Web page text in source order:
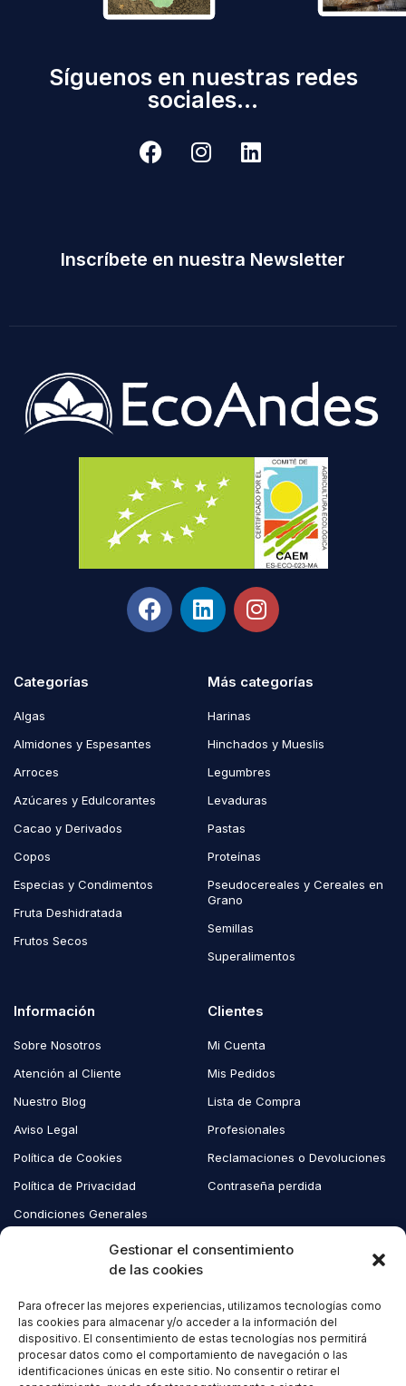
Gestionar el consentimiento
de las cookies
Para ofrecer las mejores experiencias, utilizamos tecnologías como
las cookies para almacenar y/o acceder a la información del
dispositivo. El consentimiento de estas tecnologías nos permitirá
procesar datos como el comportamiento de navegación o las
identificaciones únicas en este sitio. No consentir o retirar el
Síguenos en nuestras redes
sociales...
Inscríbete en nuestra Newsletter
Categorías
Algas
Almidones y Espesantes
Arroces
Azúcares y Edulcorantes
Cacao y Derivados
Copos
Especias y Condimentos
Fruta Deshidratada
Frutos Secos
Más categorías
Harinas
Hinchados y Mueslis
Legumbres
Levaduras
Pastas
Proteínas
Pseudocereales y Cereales en
Grano
Semillas
Superalimentos
Información
Sobre Nosotros
Atención al Cliente
Nuestro Blog
Aviso Legal
Política de Cookies
Política de Privacidad
Condiciones Generales
Clientes
Mi Cuenta
Mis Pedidos
Lista de Compra
Profesionales
Reclamaciones o Devoluciones
Contraseña perdida
Copyright © 2023 EcoAndes. Todos los derechos reservados.